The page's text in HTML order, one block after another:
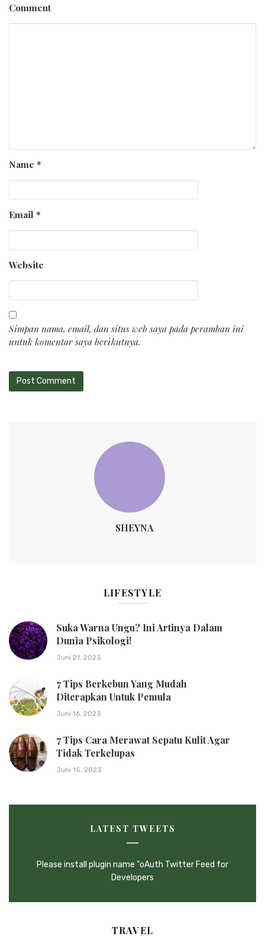
Comment
Name *
Email *
Website
Simpan nama, email, dan situs web saya pada peramban ini
untuk komentar saya berikutnya.
SHEYNA
LIFESTYLE
Suka Warna Ungu? Ini Artinya Dalam
Dunia Psikologi!
Juni 21, 2023
7 Tips Berkebun Yang Mudah
Diterapkan Untuk Pemula
Juni 16, 2023
7 Tips Cara Merawat Sepatu Kulit Agar
Tidak Terkelupas
Juni 15, 2023
LATEST TWEETS
Please install plugin name "oAuth Twitter Feed for
Developers
TRAVEL